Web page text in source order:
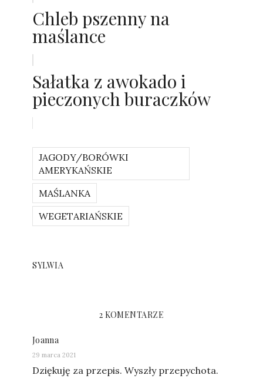
Chleb pszenny na
maślance
Sałatka z awokado i
pieczonych buraczków
JAGODY/BORÓWKI
AMERYKAŃSKIE
MAŚLANKA
WEGETARIAŃSKIE
SYLWIA
2 KOMENTARZE
Joanna
29 marca 2021
Dziękuję za przepis. Wyszły przepychota.